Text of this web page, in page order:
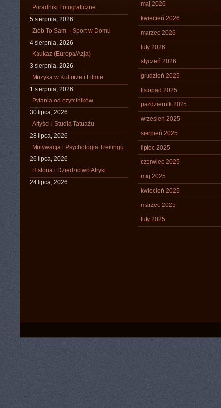
Poradniki Fotograficzne
5 sierpnia, 2026
Zrób To Sam – Sport w Domu
4 sierpnia, 2026
Kaukaz (Europa/Azja)
3 sierpnia, 2026
Muzyka w Kulturze i Filmie
1 sierpnia, 2026
Pytania od czytelników
30 lipca, 2026
Artyści i Studia Tatuażu
28 lipca, 2026
Motywacja i Psychologia Treningu
26 lipca, 2026
Historia i Dziedzictwo Afryki
24 lipca, 2026
maj 2026
kwiecień 2026
marzec 2026
luty 2026
styczeń 2026
grudzień 2025
listopad 2025
październik 2025
wrzesień 2025
sierpień 2025
lipiec 2025
czerwiec 2025
maj 2025
kwiecień 2025
marzec 2025
luty 2025